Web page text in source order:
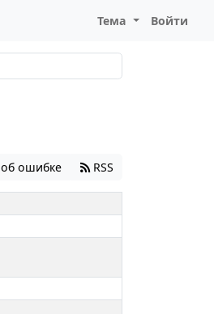
Тема Войти
ошибке RSS